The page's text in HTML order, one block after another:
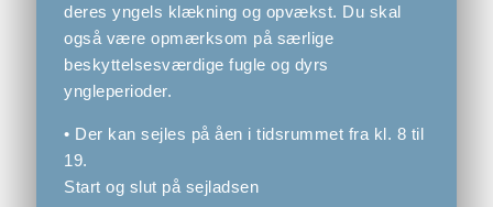
deres yngels klækning og opvækst. Du skal
også være opmærksom på særlige
beskyttelsesværdige fugle og dyrs
yngleperioder.
• Der kan sejles på åen i tidsrummet fra kl. 8 til
19.
Start og slut på sejladsen